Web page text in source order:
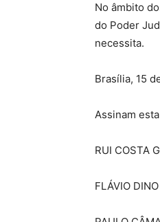
No âmbito
do Poder
necessita.
Brasília, 15
Assinam
RUI COSTA
FLÁVIO